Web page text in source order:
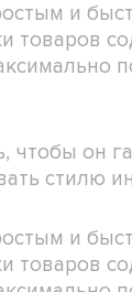
и
товаров
он
стилю
и
товаров